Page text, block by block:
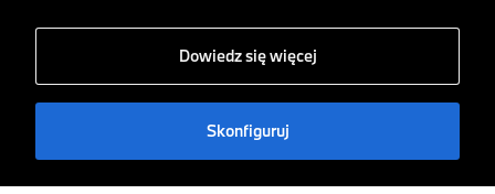
Dowiedz się więcej
Skonfiguruj